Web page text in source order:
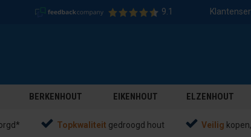
9.1
BERKENHOUT EIKENHOUT ELZENHOUT
Topkwaliteit gedroogd hout Veilig